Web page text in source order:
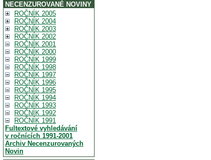
NECENZUROVANÉ NOVINY
ROČNÍK 2005
ROČNÍK 2004
ROČNÍK 2003
ROČNÍK 2002
ROČNÍK 2001
ROČNÍK 2000
ROČNÍK 1999
ROČNÍK 1998
ROČNÍK 1997
ROČNÍK 1996
ROČNÍK 1995
ROČNÍK 1994
ROČNÍK 1993
ROČNÍK 1992
ROČNÍK 1991
Fultextové vyhledávání
v ročnících 1991-2001
Archiv Necenzurovaných
Novin